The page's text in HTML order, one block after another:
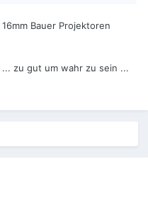
Bauer Projektoren
zu gut um wahr zu sein ...